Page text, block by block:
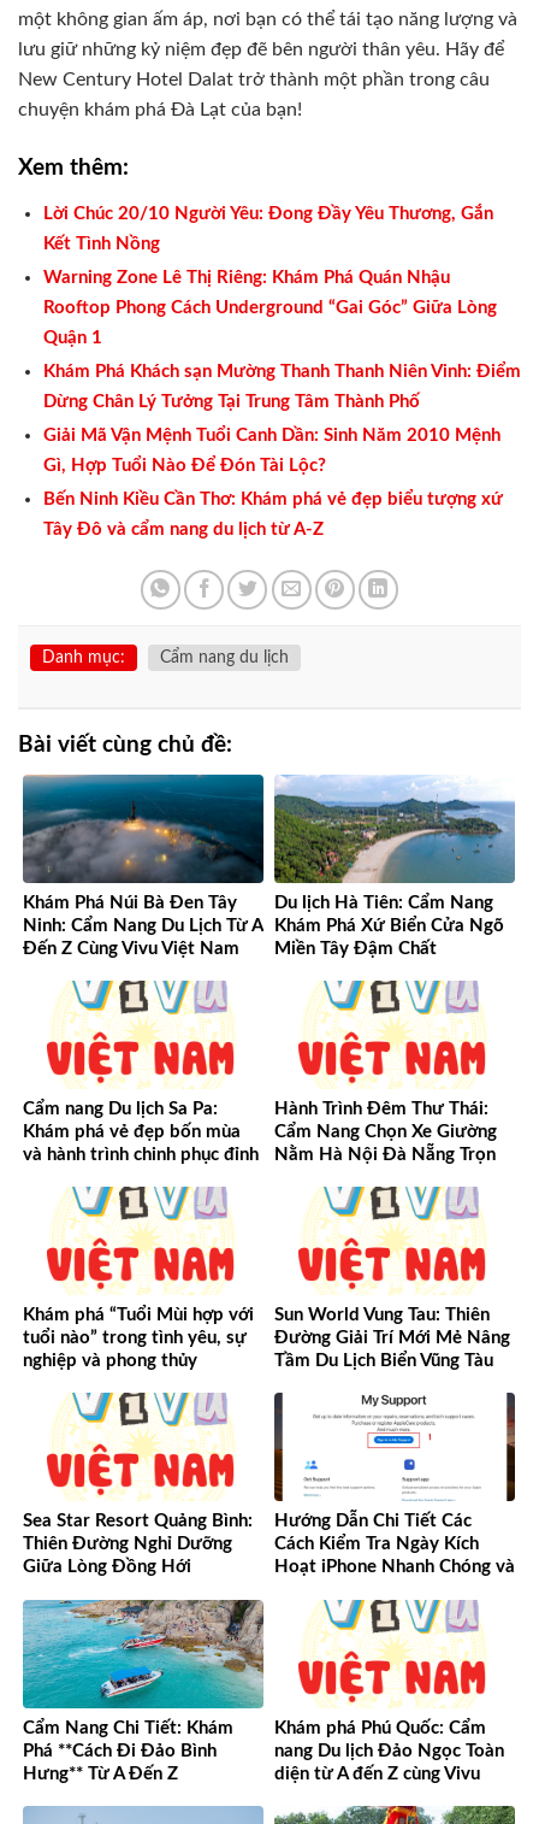
một không gian ấm áp, nơi bạn có thể tái tạo năng lượng và
lưu giữ những kỷ niệm đẹp đẽ bên người thân yêu. Hãy để
New Century Hotel Dalat trở thành một phần trong câu
chuyện khám phá Đà Lạt của bạn!
Xem thêm:
Lời Chúc 20/10 Người Yêu: Đong Đầy Yêu Thương, Gắn
Kết Tình Nồng
Warning Zone Lê Thị Riêng: Khám Phá Quán Nhậu
Rooftop Phong Cách Underground “Gai Góc” Giữa Lòng
Quận 1
Khám Phá Khách sạn Mường Thanh Thanh Niên Vinh: Điểm
Dừng Chân Lý Tưởng Tại Trung Tâm Thành Phố
Giải Mã Vận Mệnh Tuổi Canh Dần: Sinh Năm 2010 Mệnh
Gì, Hợp Tuổi Nào Để Đón Tài Lộc?
Bến Ninh Kiều Cần Thơ: Khám phá vẻ đẹp biểu tượng xứ
Tây Đô và cẩm nang du lịch từ A-Z
Danh mục: Cẩm nang du lịch
Bài viết cùng chủ đề:
Khám Phá Núi Bà Đen Tây
Ninh: Cẩm Nang Du Lịch Từ A
Đến Z Cùng Vivu Việt Nam
Du lịch Hà Tiên: Cẩm Nang
Khám Phá Xứ Biển Cửa Ngõ
Miền Tây Đậm Chất
Cẩm nang Du lịch Sa Pa:
Khám phá vẻ đẹp bốn mùa
và hành trình chinh phục đỉnh
Hành Trình Đêm Thư Thái:
Cẩm Nang Chọn Xe Giường
Nằm Hà Nội Đà Nẵng Trọn
Khám phá “Tuổi Mùi hợp với
tuổi nào” trong tình yêu, sự
nghiệp và phong thủy
Sun World Vung Tau: Thiên
Đường Giải Trí Mới Mẻ Nâng
Tầm Du Lịch Biển Vũng Tàu
Sea Star Resort Quảng Bình:
Thiên Đường Nghỉ Dưỡng
Giữa Lòng Đồng Hới
Hướng Dẫn Chi Tiết Các
Cách Kiểm Tra Ngày Kích
Hoạt iPhone Nhanh Chóng và
Cẩm Nang Chi Tiết: Khám
Phá **Cách Đi Đảo Bình
Hưng** Từ A Đến Z
Khám phá Phú Quốc: Cẩm
nang Du lịch Đảo Ngọc Toàn
diện từ A đến Z cùng Vivu